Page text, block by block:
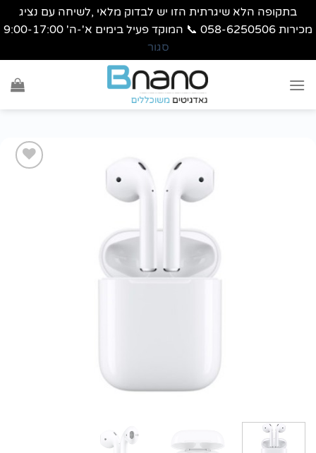
בתקופה הלא שיגרתית הזו יש לבדוק מלאי ,לשיחה עם נציג
מכירות 058-6250506 📞 המוקד פעיל בימים א'-ה' 9:00-17:00
סגור